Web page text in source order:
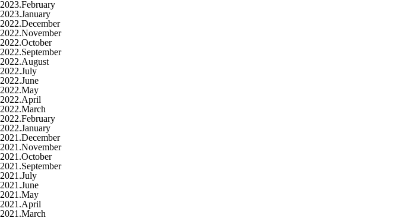
2023.February
2023.January
2022.December
2022.November
2022.October
2022.September
2022.August
2022.July
2022.June
2022.May
2022.April
2022.March
2022.February
2022.January
2021.December
2021.November
2021.October
2021.September
2021.July
2021.June
2021.May
2021.April
2021.March